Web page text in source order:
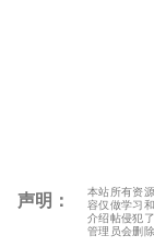
声明：
本站所有资
容仅做学习
介绍帖侵犯
管理员会删